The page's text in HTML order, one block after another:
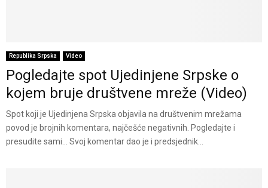
Republika Srpska Video
Pogledajte spot Ujedinjene Srpske o
kojem bruje društvene mreže (Video)
Spot koji je Ujedinjena Srpska objavila na društvenim mrežama
povod je brojnih komentara, najčešće negativnih. Pogledajte i
presudite sami… Svoj komentar dao je i predsjednik...